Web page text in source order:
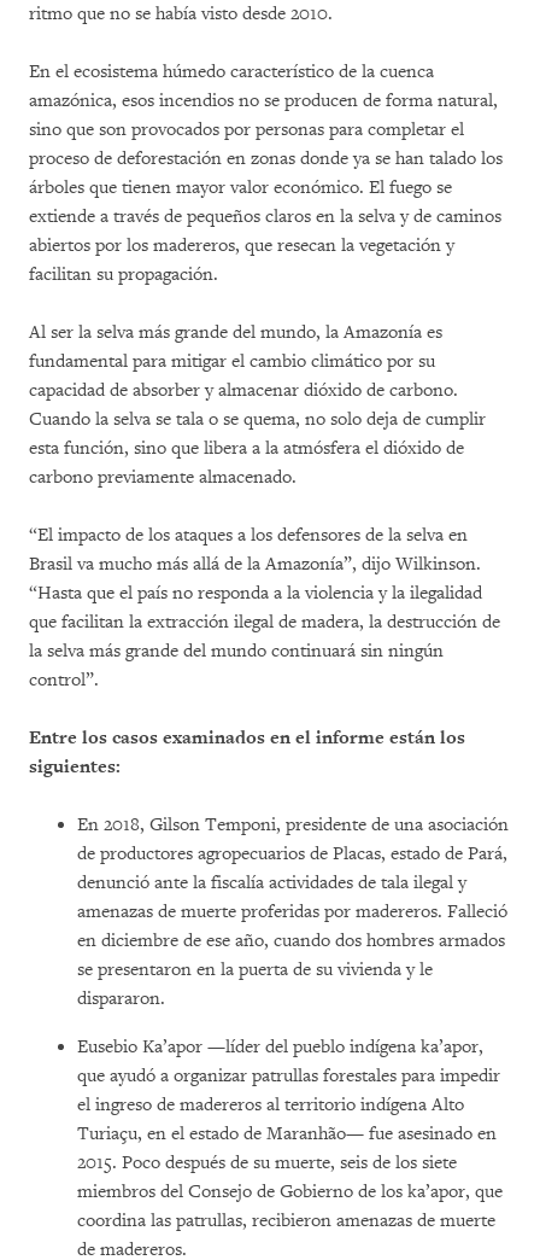
ritmo que no se había visto desde 2010.
En el ecosistema húmedo característico de la cuenca
amazónica, esos incendios no se producen de forma natural,
sino que son provocados por personas para completar el
proceso de deforestación en zonas donde ya se han talado los
árboles que tienen mayor valor económico. El fuego se
extiende a través de pequeños claros en la selva y de caminos
abiertos por los madereros, que resecan la vegetación y
facilitan su propagación.
Al ser la selva más grande del mundo, la Amazonía es
fundamental para mitigar el cambio climático por su
capacidad de absorber y almacenar dióxido de carbono.
Cuando la selva se tala o se quema, no solo deja de cumplir
esta función, sino que libera a la atmósfera el dióxido de
carbono previamente almacenado.
“El impacto de los ataques a los defensores de la selva en
Brasil va mucho más allá de la Amazonía”, dijo Wilkinson.
“Hasta que el país no responda a la violencia y la ilegalidad
que facilitan la extracción ilegal de madera, la destrucción de
la selva más grande del mundo continuará sin ningún
control”.
Entre los casos examinados en el informe están los
siguientes:
En 2018, Gilson Temponi, presidente de una asociación
de productores agropecuarios de Placas, estado de Pará,
denunció ante la fiscalía actividades de tala ilegal y
amenazas de muerte proferidas por madereros. Falleció
en diciembre de ese año, cuando dos hombres armados
se presentaron en la puerta de su vivienda y le
dispararon.
Eusebio Ka’apor —líder del pueblo indígena ka’apor,
que ayudó a organizar patrullas forestales para impedir
el ingreso de madereros al territorio indígena Alto
Turiaçu, en el estado de Maranhão— fue asesinado en
2015. Poco después de su muerte, seis de los siete
miembros del Consejo de Gobierno de los ka’apor, que
coordina las patrullas, recibieron amenazas de muerte
de madereros.